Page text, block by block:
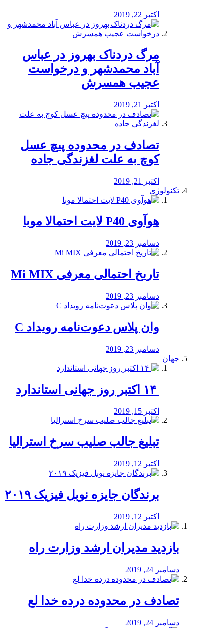
اکتبر 22, 2019
مرگ دردناک بهروز در عباس
آباد محمدشهر و درخواست
عجیب همسرش
اکتبر 21, 2019
تصادف در محدوده پیچ عسل
کوچ به علت لغزندگی جاده
اکتبر 21, 2019
تکنولوژی
هوآوی P40 لایت احتمالا موبا
دسامبر 23, 2019
تاریخ احتمالی معرفی Mi MIX
دسامبر 23, 2019
وان پلاس دعوت‌نامه رویداد C
دسامبر 23, 2019
جهان
اکتبر 15, 2019
تبلیغ جالب صلیب سرخ استرالیا
اکتبر 12, 2019
برندگان جایزه نوبل فیزیک ۲۰۱۹
اکتبر 12, 2019
بازدید مدیران ارشد وزارت راه
دسامبر 24, 2019
تصادف در محدوده درده خدا لع
دسامبر 24, 2019